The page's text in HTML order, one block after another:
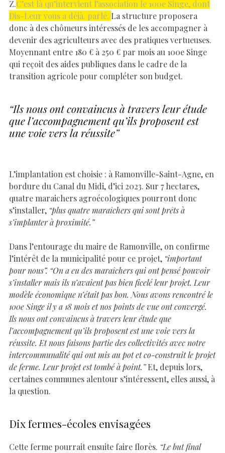
Z.C’est là qu’intervient l’association le 100e Singe, dont
Dis-Leur vous a déjà. parlé. La structure proposera
donc à des chômeurs intéressés de les accompagner à
devenir des agriculteurs avec des pratiques vertueuses.
Moyennant entre 180 € à 250 € par mois au 100e Singe
qui reçoit des aides publiques dans le cadre de la
transition agricole pour compléter son budget.
“Ils nous ont convaincus à travers leur étude
que l’accompagnement qu’ils proposent est
une voie vers la réussite”
L’implantation est choisie : à Ramonville-Saint-Agne, en
bordure du Canal du Midi, d’ici 2023. Sur 7 hectares,
quatre maraichers agroécologiques pourront donc
s’installer, “plus quatre maraîchers qui sont prêts à
s’implanter à proximité.”
Dans l’entourage du maire de Ramonville, on confirme
l’intérêt de la municipalité pour ce projet, “important
pour nous”. “On a eu des maraîchers qui ont pensé pouvoir
s’installer mais ils n’avaient pas bien ficelé leur projet. Leur
modèle économique n’était pas bon. Nous avons rencontré le
100e Singe il y a 18 mois et nos points de vue ont convergé.
Ils nous ont convaincus à travers leur étude que
l’accompagnement qu’ils proposent est une voie vers la
réussite. Et nous faisons partie des collectivités avec notre
intercommunalité qui ont mis au pot et co-construit le projet
de ferme. Leur projet est tombé à point.”Et, depuis lors,
certaines communes alentour s’intéressent, elles aussi, à
la question.
Dix fermes-écoles envisagées
Cette ferme pourrait ensuite faire florès. “Le but final